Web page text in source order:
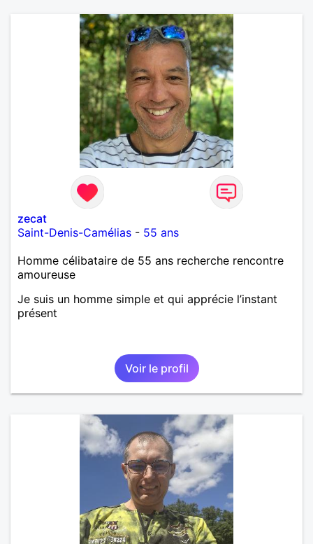
zecat
Saint-Denis-Camélias - 55 ans
Homme célibataire de 55 ans recherche rencontre
amoureuse
Je suis un homme simple et qui apprécie l’instant
présent
Voir le profil